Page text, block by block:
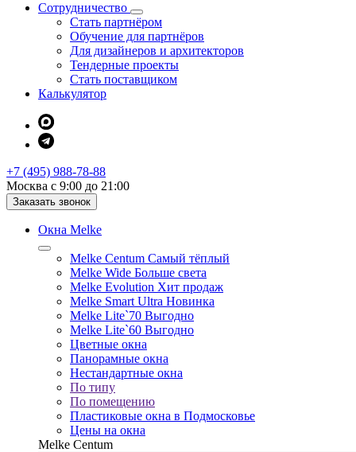
Сотрудничество
Стать партнёром
Обучение для партнёров
Для дизайнеров и архитекторов
Тендерные проекты
Стать поставщиком
Калькулятор
+7 (495) 988-78-88
Москва с 9:00 до 21:00
Заказать звонок
Окна Melke
Melke Centum Самый тёплый
Melke Wide Больше света
Melke Evolution Хит продаж
Melke Smart Ultra Новинка
Melke Lite`70 Выгодно
Melke Lite`60 Выгодно
Цветные окна
Панорамные окна
Нестандартные окна
По типу
По помещению
Пластиковые окна в Подмосковье
Цены на окна
Melke Centum